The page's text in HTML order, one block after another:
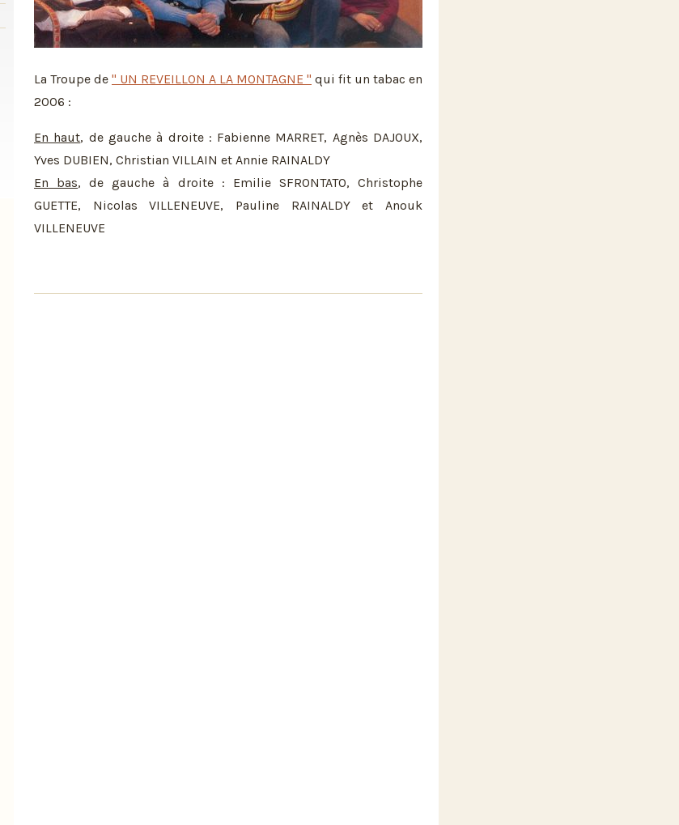
La Troupe de " UN REVEILLON A LA MONTAGNE " qui fit un tabac en
2006 :
En haut, de gauche à droite : Fabienne MARRET, Agnès DAJOUX,
Yves DUBIEN, Christian VILLAIN et Annie RAINALDY
En bas, de gauche à droite : Emilie SFRONTATO, Christophe
GUETTE, Nicolas VILLENEUVE, Pauline RAINALDY et Anouk
VILLENEUVE